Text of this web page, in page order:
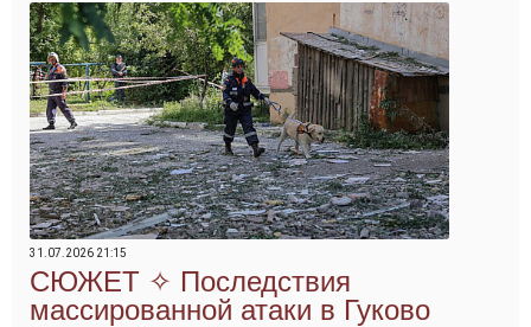
31.07.2026 21:15
Последствия
массированной атаки в Гуково